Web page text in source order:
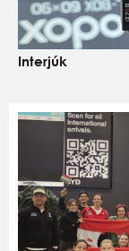
Interjúk